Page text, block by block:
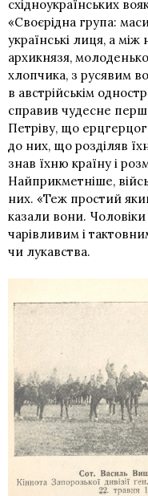
східноукраїнських
«Своєрідна група:
українські лиця, а
архикнязя,
хлопчика, з русявим
в австрійськім
справив чудесне
Петріву, що ерцгерцог
до них, що розділяв
знав їхню країну і
Найприкметніше,
них. «Теж простий
казали вони.
чарівливим і
чи лукавства.